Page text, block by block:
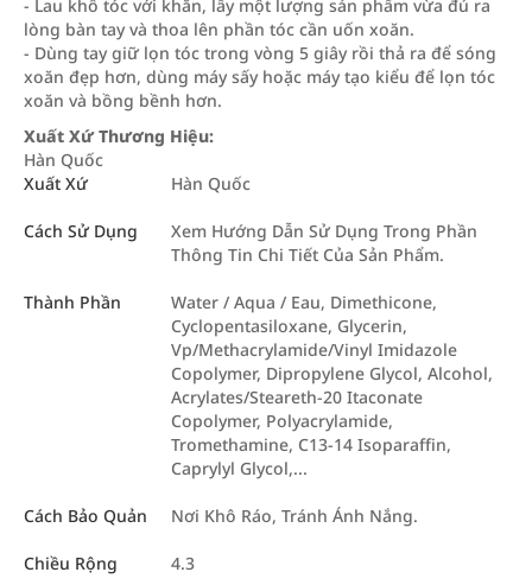
- Lau khô tóc với khăn, lấy một lượng sản phẩm vừa đủ ra
lòng bàn tay và thoa lên phần tóc cần uốn xoăn.
- Dùng tay giữ lọn tóc trong vòng 5 giây rồi thả ra để sóng
xoăn đẹp hơn, dùng máy sấy hoặc máy tạo kiểu để lọn tóc
xoăn và bồng bềnh hơn.
Xuất Xứ Thương Hiệu:
Hàn Quốc
Xuất Xứ
Hàn Quốc
Cách Sử Dụng
Xem Hướng Dẫn Sử Dụng Trong Phần
Thông Tin Chi Tiết Của Sản Phẩm.
Thành Phần
Water / Aqua / Eau, Dimethicone,
Cyclopentasiloxane, Glycerin,
Vp/Methacrylamide/Vinyl Imidazole
Copolymer, Dipropylene Glycol, Alcohol,
Acrylates/Steareth-20 Itaconate
Copolymer, Polyacrylamide,
Tromethamine, C13-14 Isoparaffin,
Caprylyl Glycol,...
Cách Bảo Quản Nơi Khô Ráo, Tránh Ánh Nắng.
Chiều Rộng 4.3